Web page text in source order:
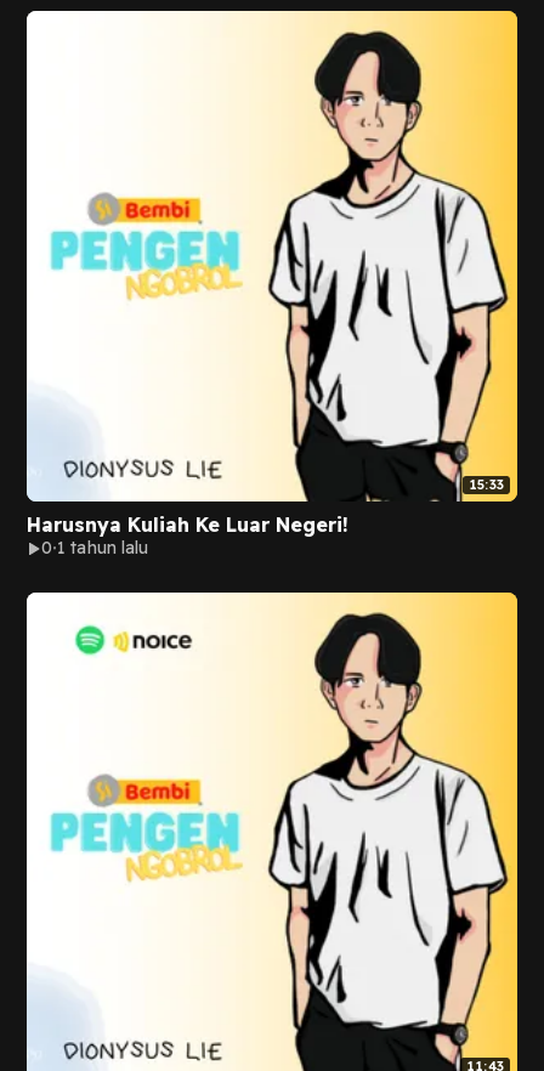
15:33
Harusnya Kuliah Ke Luar Negeri!
0 1 tahun lalu
11:43